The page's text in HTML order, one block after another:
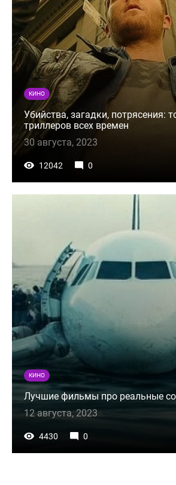
КИНО
Убийства, загадки, потрясения:
триллеров всех времен
30 августа, 2023
12042 0
КИНО
Лучшие фильмы про реальные
12 августа, 2023
4430 0